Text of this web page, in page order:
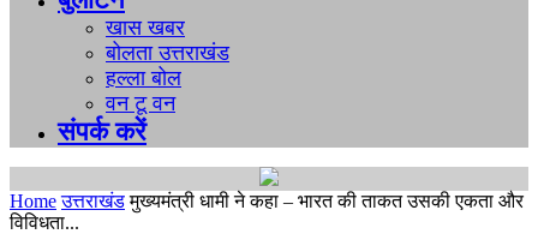
खास खबर
बोलता उत्तराखंड
हल्ला बोल
वन टू वन
संपर्क करें
Home उत्तराखंड मुख्यमंत्री धामी ने कहा – भारत की ताकत उसकी एकता और
विविधता...